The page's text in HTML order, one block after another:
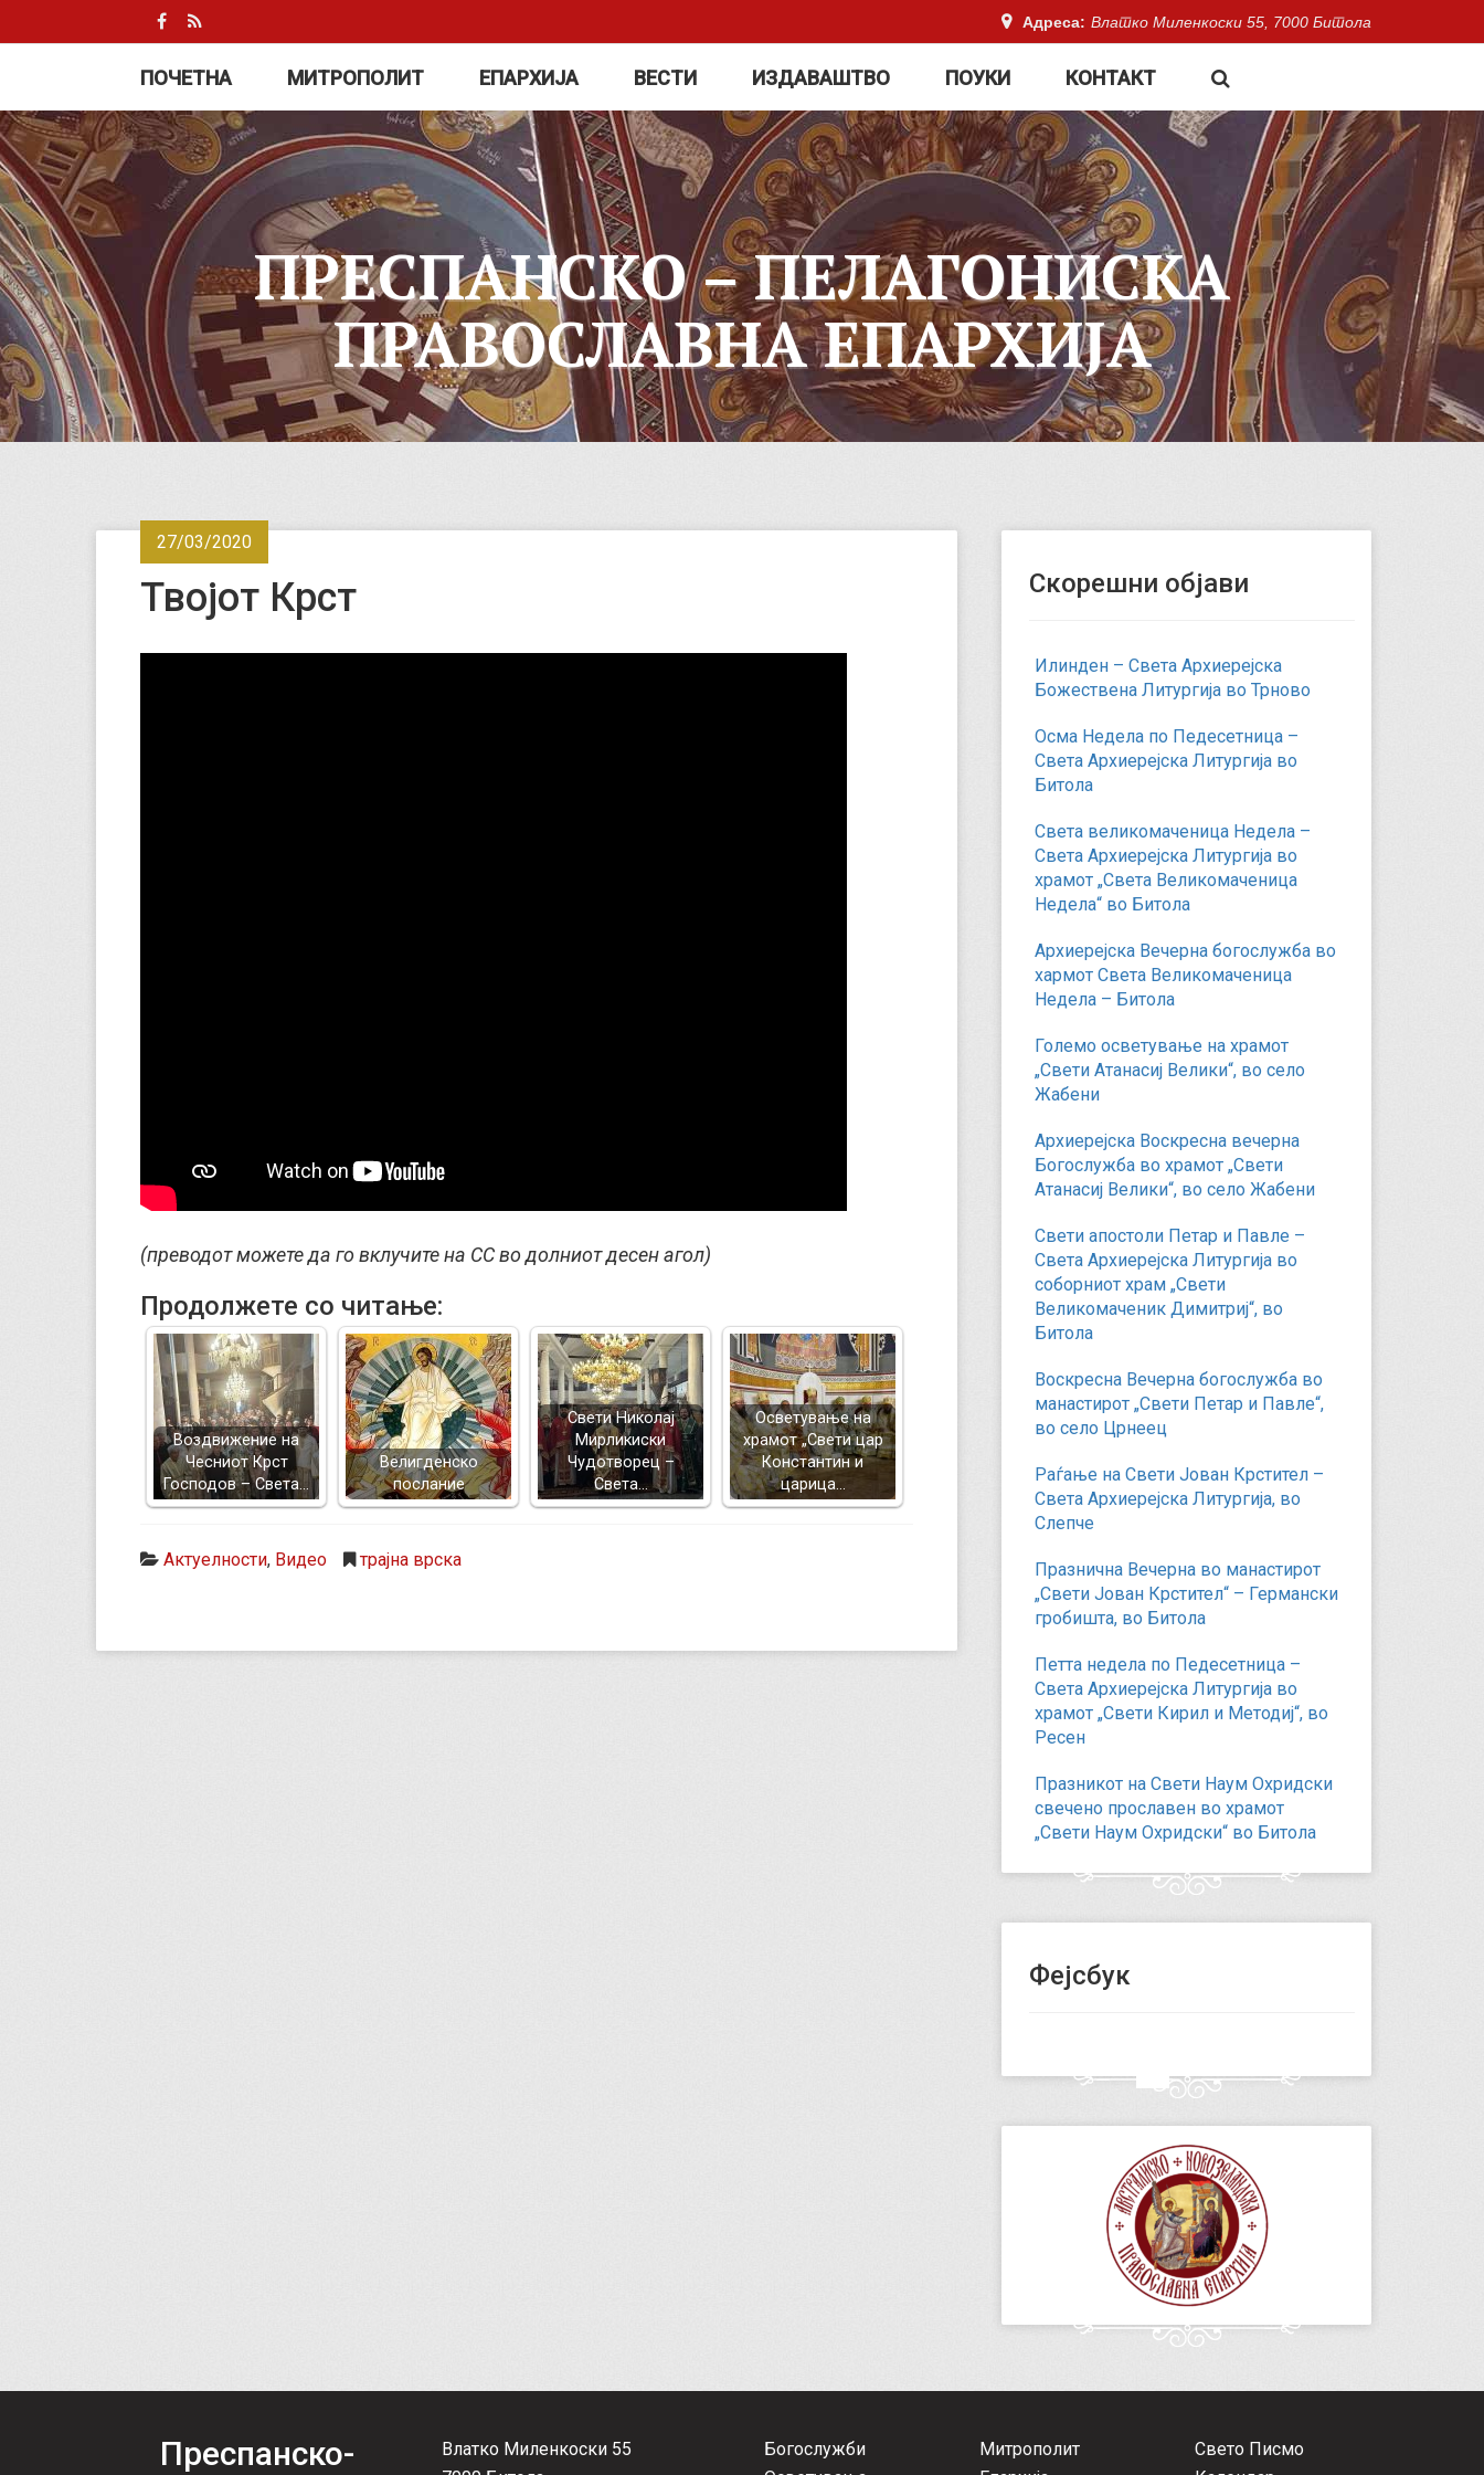
Адреса: Влатко Миленкоски 55, 7000 Битола
ПОЧЕТНА МИТРОПОЛИТ ЕПАРХИЈА ВЕСТИ ИЗДАВАШТВО ПОУКИ КОНТАКТ
ПРЕСПАНСКО – ПЕЛАГОНИСКА
ПРАВОСЛАВНА ЕПАРХИЈА
27/03/2020
Твојот Крст
(преводот можете да го вклучите на CC во долниот десен агол)
Продолжете со читање:
Воздвижение на
Чесниот Крст
Господов – Света…
Велигденско
послание
Свети Николај
Мирликиски
Чудотворец –
Света…
Осветување на
храмот „Свети цар
Константин и
царица…
Актуелности, Видео трајна врска
Скорешни објави
Илинден – Света Архиерејска
Божествена Литургија во Трново
Осма Недела по Педесетница –
Света Архиерејска Литургија во
Битола
Света великомаченица Недела –
Света Архиерејска Литургија во
храмот „Света Великомаченица
Недела“ во Битола
Архиерејска Вечерна богослужба во
хармот Света Великомаченица
Недела – Битола
Големо осветување на храмот
„Свети Атанасиј Велики“, во село
Жабени
Архиерејска Воскресна вечерна
Богослужба во храмот „Свети
Атанасиј Велики“, во село Жабени
Свети апостоли Петар и Павле –
Света Архиерејска Литургија во
соборниот храм „Свети
Великомаченик Димитриј“, во
Битола
Воскресна Вечерна богослужба во
манастирот „Свети Петар и Павле“,
во село Црнеец
Раѓање на Свети Јован Крстител –
Света Архиерејска Литургија, во
Слепче
Празнична Вечерна во манастирот
„Свети Јован Крстител“ – Германски
гробишта, во Битола
Петта недела по Педесетница –
Света Архиерејска Литургија во
храмот „Свети Кирил и Методиј“, во
Ресен
Празникот на Свети Наум Охридски
свечено прославен во храмот
„Свети Наум Охридски“ во Битола
Фејсбук
Преспанско-
Влатко Миленкоски 55
Богослужби
Митрополит
Свето Писмо